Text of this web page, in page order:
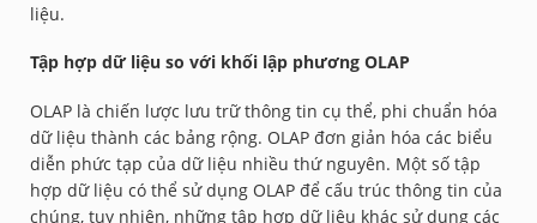
liệu.
Tập hợp dữ liệu so với khối lập phương OLAP
OLAP là chiến lược lưu trữ thông tin cụ thể, phi chuẩn hóa
dữ liệu thành các bảng rộng. OLAP đơn giản hóa các biểu
diễn phức tạp của dữ liệu nhiều thứ nguyên. Một số tập
hợp dữ liệu có thể sử dụng OLAP để cấu trúc thông tin của
chúng, tuy nhiên, những tập hợp dữ liệu khác sử dụng các